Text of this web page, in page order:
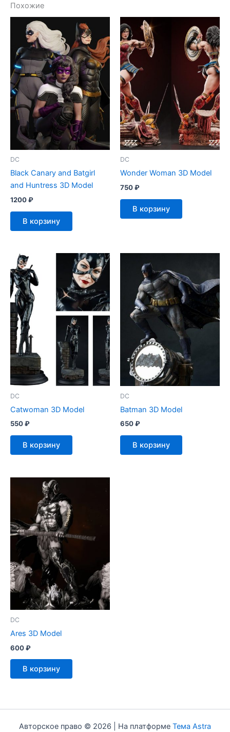
Похожие
DC
Black Canary and Batgirl
and Huntress 3D Model
1200₽
В корзину
DC
Wonder Woman 3D Model
750₽
В корзину
DC
Catwoman 3D Model
550₽
В корзину
DC
Batman 3D Model
650₽
В корзину
DC
Ares 3D Model
600₽
В корзину
Авторское право © 2026 | На платформе Тема Astra